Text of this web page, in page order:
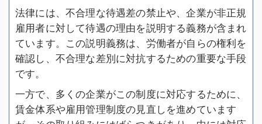
法律には、不合理な待遇差の禁止や、企業が非正規
雇用者に対して待遇の理由を説明する義務が含まれ
ています。この説明義務は、労働者が自らの権利を
確認し、不合理な差別に対抗するための重要な手段
です。
一方で、多くの企業がこの制度に対応するために、
賃金体系や雇用管理制度の見直しを進めています